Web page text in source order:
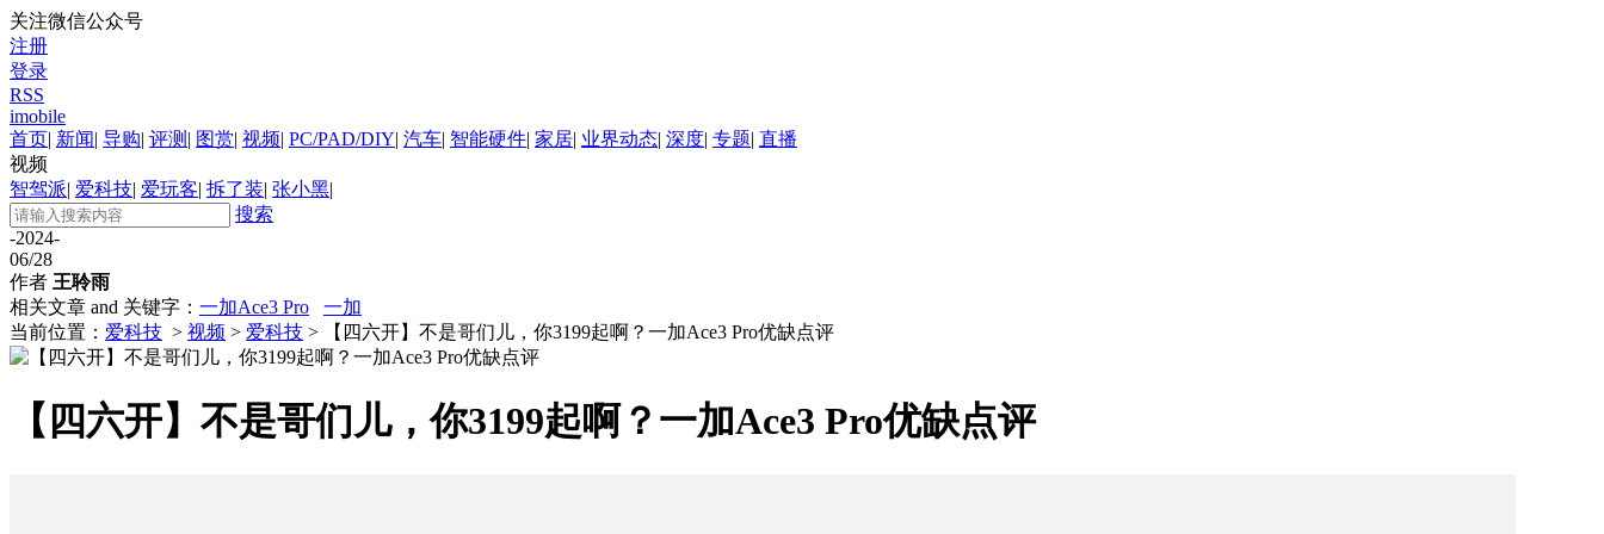
关注微信公众号
注册
登录
RSS
imobile
首页| 新闻| 导购| 评测 | 图赏| 视频| PC/PAD/DIY| 汽车| 智能硬件| 家居| 业界动态| 深度| 专题| 直播
视频
智驾派| 爱科技| 爱玩客| 拆了装| 张小黑|
搜索
-2024-
06/28
作者 王聆雨
相关文章 and 关键字： 一加Ace3 Pro
一加
当前位置： 爱科技 > 视频 > 爱科技 > 【四六开】不是哥们儿，你3199起啊？一加Ace3 Pro优缺点评
【四六开】不是哥们儿，你3199起啊？一加Ace3 Pro优缺点评